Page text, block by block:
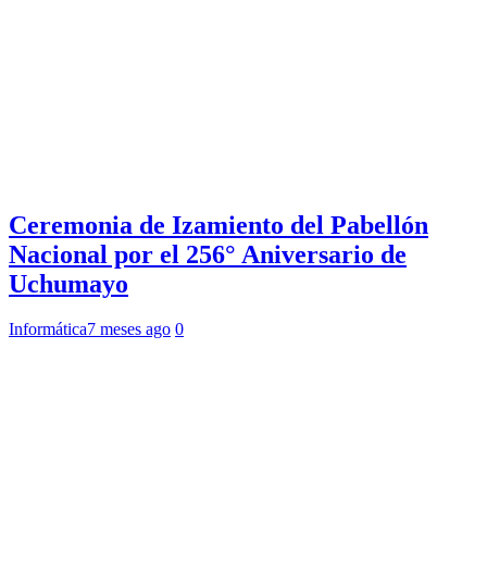
Ceremonia de Izamiento del Pabellón
Nacional por el 256° Aniversario de
Uchumayo
Informática7 meses ago 0